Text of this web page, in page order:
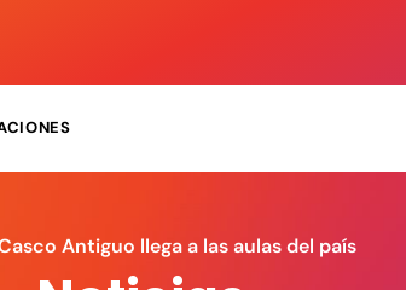
Antiguo llega a las aulas del país